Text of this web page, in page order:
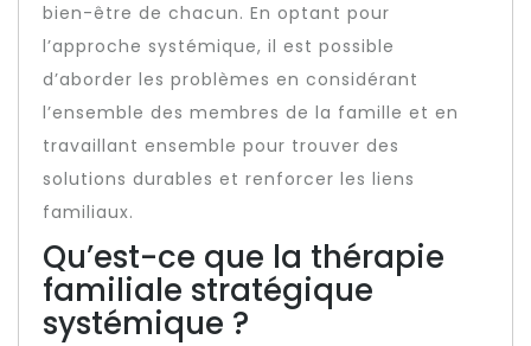
bien-être de chacun. En optant pour
l’approche systémique, il est possible
d’aborder les problèmes en considérant
l’ensemble des membres de la famille et en
travaillant ensemble pour trouver des
solutions durables et renforcer les liens
familiaux.
Qu’est-ce que la thérapie
familiale stratégique
systémique ?